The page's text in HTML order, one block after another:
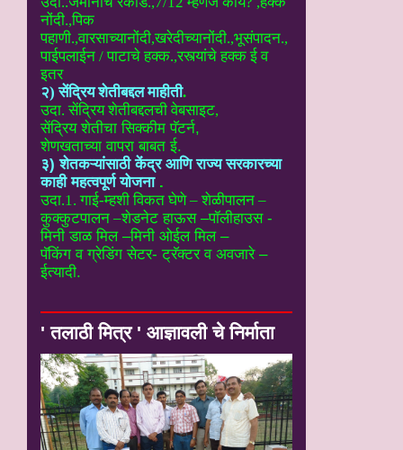
नोंदी.,पिक
पहाणी.,वारसाच्यानोंदी,खरेदीच्यानोंदी.,भूसंपादन.,
पाईपलाईन / पाटाचे हक्क.,रस्त्यांचे हक्क ईव
इतर
२) सेंद्रिय शेतीबद्दल माहीती.
उदा. सेंद्रिय शेतीबद्दलची वेबसाइट,
सेंद्रिय शेतीचा सिक्कीम पॅटर्न,
शेणखताच्या वापरा बाबत ई.
३) शेतकऱ्यांसाठी केंद्र आणि राज्य सरकारच्या
काही महत्वपूर्ण योजना.
उदा.1. गाई-म्हशी विकत घेणे – शेळीपालन –
कुक्कुटपालन –शेडनेट हाऊस –पॉलीहाउस -
मिनी डाळ मिल –मिनी ओईल मिल –
पॅकिंग व ग्रेडिंग सेटर- ट्रॅक्टर व अवजारे –
ईत्यादी.
' तलाठी मित्र ' आज्ञावली चे निर्माता